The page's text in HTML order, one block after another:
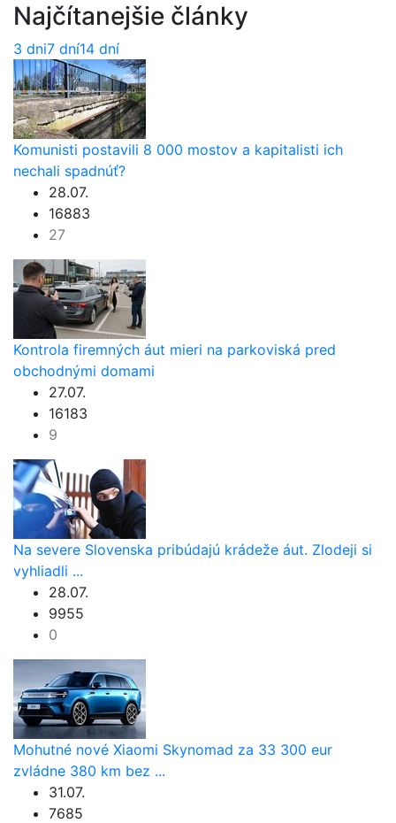
Najčítanejšie články
3 dni7 dní14 dní
Komunisti postavili 8 000 mostov a kapitalisti ich
nechali spadnúť?
28.07.
16883
27
Kontrola firemných áut mieri na parkoviská pred
obchodnými domami
27.07.
16183
9
Na severe Slovenska pribúdajú krádeže áut. Zlodeji si
vyhliadli ...
28.07.
9955
0
Mohutné nové Xiaomi Skynomad za 33 300 eur
zvládne 380 km bez ...
31.07.
7685